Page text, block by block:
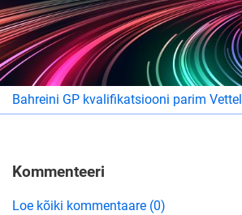
Bahreini GP kvalifikatsiooni parim Vettel
Kommenteeri
Loe kõiki kommentaare (0)